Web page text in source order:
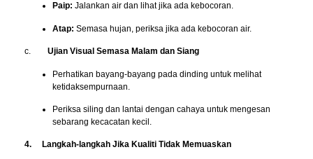
Paip: Jalankan air dan lihat jika ada kebocoran.
Atap: Semasa hujan, periksa jika ada kebocoran air.
c. Ujian Visual Semasa Malam dan Siang
Perhatikan bayang-bayang pada dinding untuk melihat
ketidaksempurnaan.
Periksa siling dan lantai dengan cahaya untuk mengesan
sebarang kecacatan kecil.
4. Langkah-langkah Jika Kualiti Tidak Memuaskan